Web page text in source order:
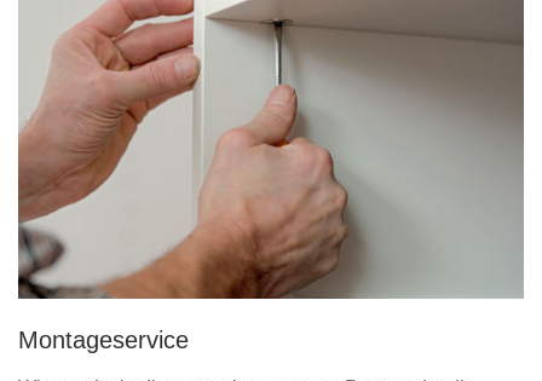
Montageservice